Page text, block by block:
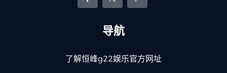
导航
了解恒峰g22娱乐官方网址